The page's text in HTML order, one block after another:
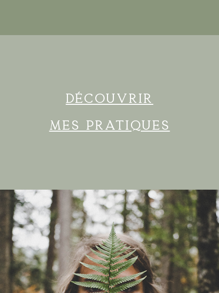
Découvrir
mes pratiques